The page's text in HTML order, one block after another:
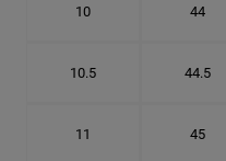
10 44
10.5 44.5
11 45